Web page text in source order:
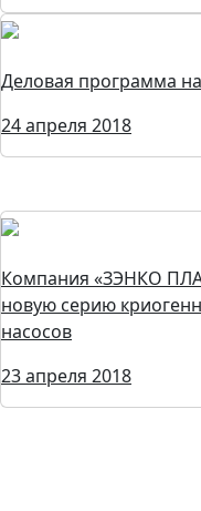
Деловая программа
24 апреля 2018
Компания «ЗЭНКО
новую серию
насосов
23 апреля 2018